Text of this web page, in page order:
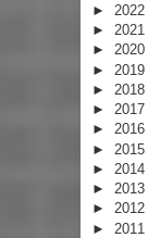
► 2022
► 2021
► 2020
► 2019
► 2018
► 2017
► 2016
► 2015
► 2014
► 2013
► 2012
► 2011